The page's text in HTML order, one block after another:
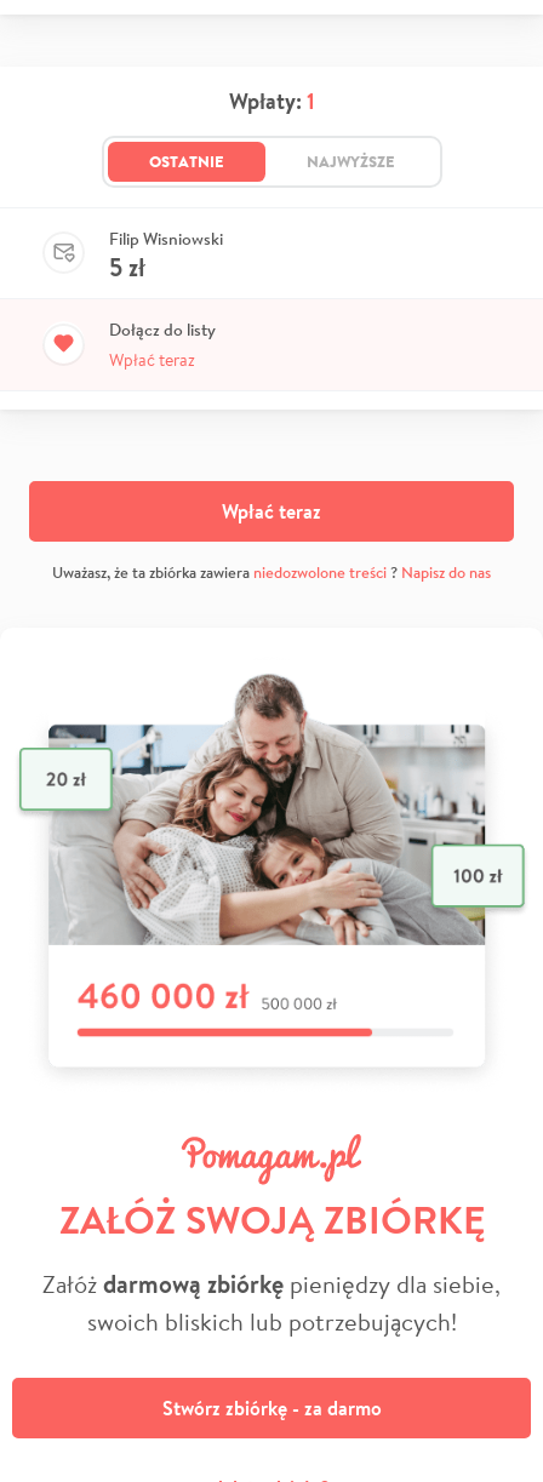
Wpłaty: 1
OSTATNIE NAJWYŻSZE
Filip Wisniowski
5zł
Dołącz do listy
Wpłać teraz
Wpłać teraz
Uważasz, że ta zbiórka zawiera niedozwolone treści? Napisz do nas
ZAŁÓŻ SWOJĄ ZBIÓRKĘ
Załóżdarmową zbiórkę pieniędzy dla siebie,
swoich bliskich lub potrzebujących!
Stwórz zbiórkę - za darmo